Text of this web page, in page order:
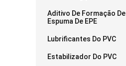
Aditivo De Formação De
Espuma De EPE
Lubrificantes Do PVC
Estabilizador Do PVC